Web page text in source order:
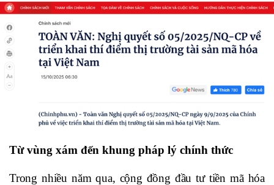
Từ vùng xám đến khung pháp lý chính thức
Trong nhiều năm qua, cộng đồng đầu tư tiền mã hóa